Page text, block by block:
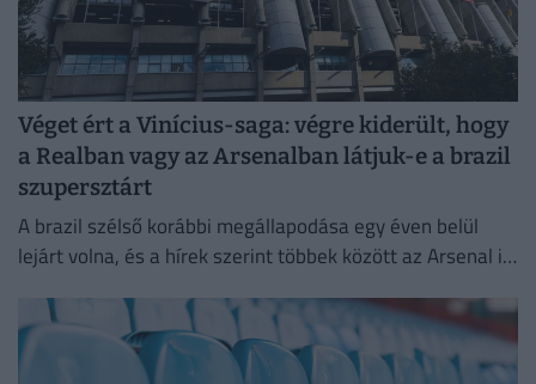
Véget ért a Vinícius-saga: végre kiderült, hogy
a Realban vagy az Arsenalban látjuk-e a brazil
szupersztárt
A brazil szélső korábbi megállapodása egy éven belül
lejárt volna, és a hírek szerint többek között az Arsenal is